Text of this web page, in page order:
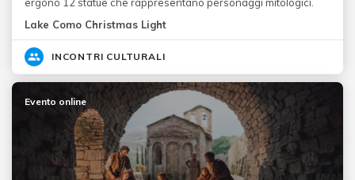
Lake Como Christmas Light
INCONTRI CULTURALI
Evento online